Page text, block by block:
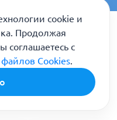
cookie и
Продолжая
соглашаетесь с
Cookies.